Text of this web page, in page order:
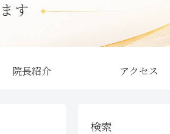
院長紹介 アクセス
検索